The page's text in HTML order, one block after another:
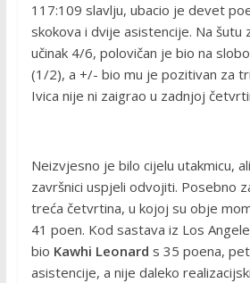
117:109 slavlju, ubacio je devet
skokova i dvije asistencije. Na šutu
učinak 4/6, polovičan je bio na
(1/2), a +/- bio mu je pozitivan za
Ivica nije ni zaigrao u zadnjoj
Neizvjesno je bilo cijelu utakmicu,
završnici uspjeli odvojiti. Posebno
treća četvrtina, u kojoj su obje
41 poen. Kod sastava iz Los
bio Kawhi Leonard s 35 poena,
asistencije, a nije daleko